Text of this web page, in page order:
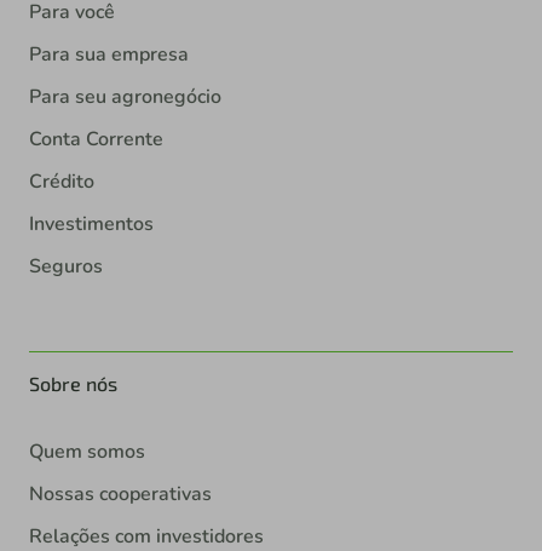
Para você
Para sua empresa
Para seu agronegócio
Conta Corrente
Crédito
Investimentos
Seguros
Sobre nós
Quem somos
Nossas cooperativas
Relações com investidores